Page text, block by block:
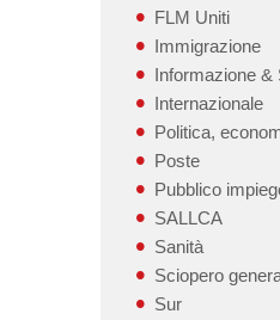
FLM Uniti
Immigrazione
Informazione &
Internazionale
Politica,
Poste
Pubblico
SALLCA
Sanità
Sciopero
Sur